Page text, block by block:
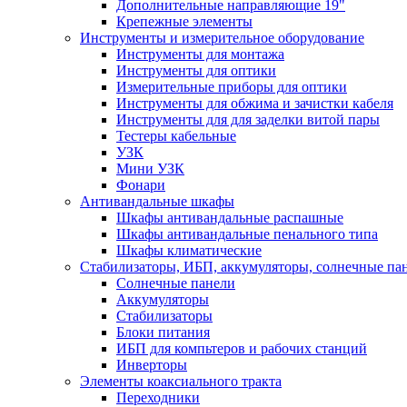
Дополнительные направляющие 19"
Крепежные элементы
Инструменты и измерительное оборудование
Инструменты для монтажа
Инструменты для оптики
Измерительные приборы для оптики
Инструменты для обжима и зачистки кабеля
Инструменты для для заделки витой пары
Тестеры кабельные
УЗК
Мини УЗК
Фонари
Антивандальные шкафы
Шкафы антивандальные распашные
Шкафы антивандальные пенального типа
Шкафы климатические
Стабилизаторы, ИБП, аккумуляторы, солнечные
Солнечные панели
Аккумуляторы
Стабилизаторы
Блоки питания
ИБП для компьтеров и рабочих станций
Инверторы
Элементы коаксиального тракта
Переходники